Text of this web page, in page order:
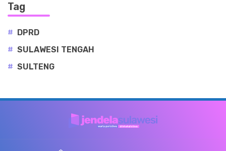
Tag
#
DPRD
# SULAWESI TENGAH
# SULTENG